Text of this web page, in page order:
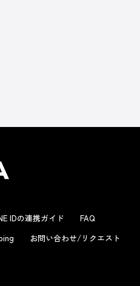
IDの連携ガイド
FAQ
お問い合わせ/リクエスト